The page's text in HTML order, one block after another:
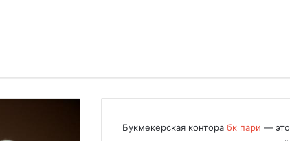
Букмекерская конторабк пари —